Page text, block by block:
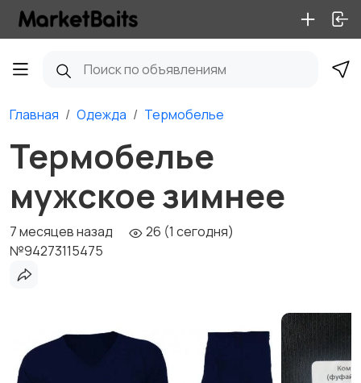
Главная Одежда Термобелье
Термобелье
мужское зимнее
7 месяцев назад
26 (1 сегодня)
№94273115475